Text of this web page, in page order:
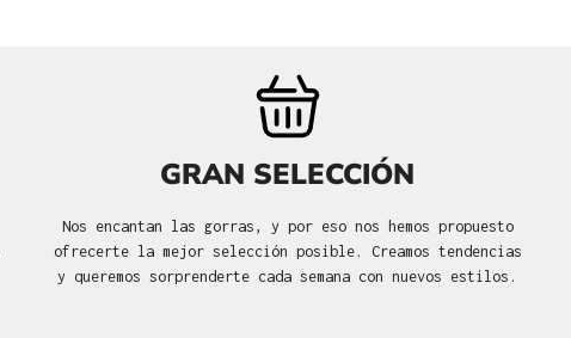
GRAN SELECCIÓN
Nos encantan las gorras, y por eso nos hemos propuesto
ofrecerte la mejor selección posible. Creamos tendencias
y queremos sorprenderte cada semana con nuevos estilos.